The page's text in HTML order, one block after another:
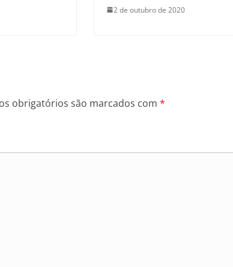
2 de outubro de 2020
obrigatórios são marcados com *